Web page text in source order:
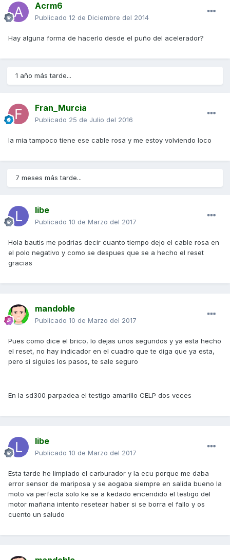
Acrm6
Publicado 12 de Diciembre del 2014
Hay alguna forma de hacerlo desde el puño del acelerador?
1 año más tarde...
Fran_Murcia
Publicado 25 de Julio del 2016
la mia tampoco tiene ese cable rosa y me estoy volviendo loco
7 meses más tarde...
libe
Publicado 10 de Marzo del 2017
Hola bautis me podrias decir cuanto tiempo dejo el cable rosa en
el polo negativo y como se despues que se a hecho el reset
gracias
mandoble
Publicado 10 de Marzo del 2017
Pues como dice el brico, lo dejas unos segundos y ya esta hecho
el reset, no hay indicador en el cuadro que te diga que ya esta,
pero si siguies los pasos, te sale seguro
En la sd300 parpadea el testigo amarillo CELP dos veces
libe
Publicado 10 de Marzo del 2017
Esta tarde he limpiado el carburador y la ecu porque me daba
error sensor de mariposa y se aogaba siempre en salida bueno la
moto va perfecta solo ke se a kedado encendido el testigo del
motor mañana intento resetear haber si se borra el fallo y os
cuento un saludo